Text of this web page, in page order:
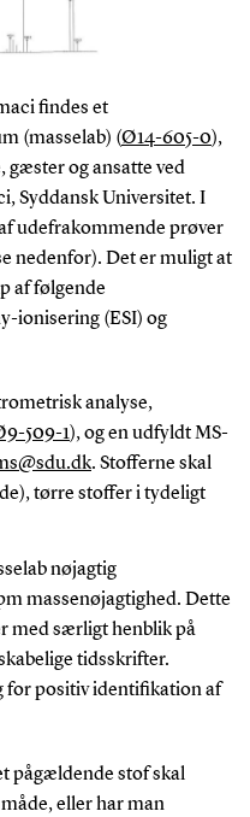
findes et
(masselab) (Ø14-605-0),
gæster og ansatte ved
Syddansk Universitet. I
udefrakommende prøver
nedenfor). Det er muligt at
af følgende
ionisering (ESI) og
analyse,
509-1), og en udfyldt MS-
. Stofferne skal
tørre stoffer i tydeligt
nøjagtig
massenøjagtighed. Dette
med særligt henblik på
tidsskrifter.
for positiv identifikation af
pågældende stof skal
eller har man